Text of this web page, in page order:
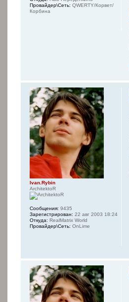
Провайдер\Сеть: QWERTY/Корвет/
Корбина
Ivan.Rybin
ArchitektoR
Сообщения: 9435
Зарегистрирован: 22 авг 2003 18:24
Откуда: RealMatrix World
Провайдер\Сеть: OnLime